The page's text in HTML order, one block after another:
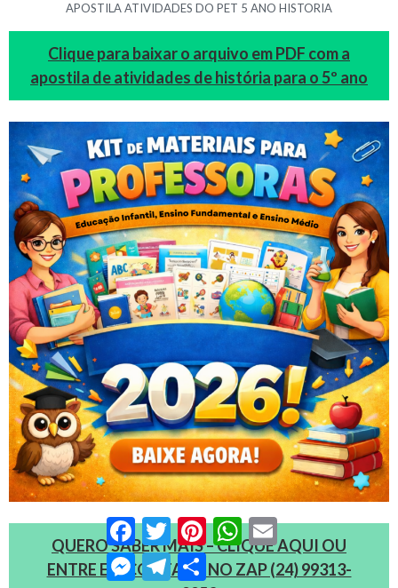
APOSTILA ATIVIDADES DO PET 5 ANO HISTORIA
Clique para baixar o arquivo em PDF com a
apostila de atividades de história para o 5º ano
QUERO SABER MAIS – CLIQUE AQUI OU
ENTRE EM CONTATO NO ZAP (24) 99313-
Facebook
TwitterPinterestWhatsApp
Email
MessengerTelegramCompartilhar